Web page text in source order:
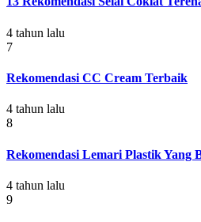
4 tahun lalu
7
Rekomendasi CC Cream Terbaik
4 tahun lalu
8
Rekomendasi Lemari Plastik Yang
4 tahun lalu
9